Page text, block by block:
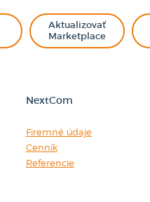
Aktualizovať
Marketplace
NextCom
Firemné údaje
Cenník
Referencie